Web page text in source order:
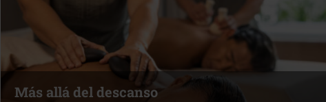
Energía que Impulsa la competitividad